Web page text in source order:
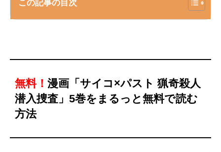
この記事の目次
無料！ 漫画「サイコ×パスト 猟奇殺人
潜入捜査」5巻をまるっと無料で読む
方法